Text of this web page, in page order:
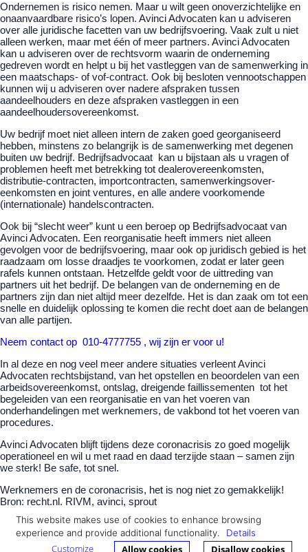
Ondernemen is risico nemen. Maar u wilt geen onoverzichtelijke en
onaanvaardbare risico’s lopen. Avinci Advocaten kan u adviseren
over alle juridische facetten van uw bedrijfsvoering. Vaak zult u niet
alleen werken, maar met één of meer partners. Avinci Advocaten
kan u adviseren over de rechtsvorm waarin de onderneming
gedreven wordt en helpt u bij het vastleggen van de samenwerking in
een maatschaps- of vof-contract. Ook bij besloten vennootschappen
kunnen wij u adviseren over nadere afspraken tussen
aandeelhouders en deze afspraken vastleggen in een
aandeelhoudersovereenkomst.
Uw bedrijf moet niet alleen intern de zaken goed georganiseerd
hebben, minstens zo belangrijk is de samenwerking met degenen
buiten uw bedrijf. Bedrijfsadvocaat kan u bijstaan als u vragen of
problemen heeft met betrekking tot dealerovereenkomsten,
distributie-contracten, importcontracten, samenwerkingsover-
eenkomsten en joint ventures, en alle andere voorkomende
(internationale) handelscontracten.
Ook bij “slecht weer” kunt u een beroep op Bedrijfsadvocaat van
Avinci Advocaten. Een reorganisatie heeft immers niet alleen
gevolgen voor de bedrijfsvoering, maar ook op juridisch gebied is het
raadzaam om losse draadjes te voorkomen, zodat er later geen
rafels kunnen ontstaan. Hetzelfde geldt voor de uittreding van
partners uit het bedrijf. De belangen van de onderneming en de
partners zijn dan niet altijd meer dezelfde. Het is dan zaak om tot een
snelle en duidelijk oplossing te komen die recht doet aan de belangen
van alle partijen.
Neem contact op 010-4777755 , wij zijn er voor u!
In al deze en nog veel meer andere situaties verleent Avinci
Advocaten rechtsbijstand, van het opstellen en beoordelen van een
arbeidsovereenkomst, ontslag, dreigende faillissementen tot het
begeleiden van een reorganisatie en van het voeren van
onderhandelingen met werknemers, de vakbond tot het voeren van
procedures.
Avinci Advocaten blijft tijdens deze coronacrisis zo goed mogelijk
operationeel en wil u met raad en daad terzijde staan – samen zijn
we sterk! Be safe, tot snel.
Werknemers en de coronacrisis, het is nog niet zo gemakkelijk!
Bron: recht.nl. RIVM, avinci, sprout
This website makes use of cookies to enhance browsing
experience and provide additional functionality.
Details
Disallow cookies
Allow cookies
Customize